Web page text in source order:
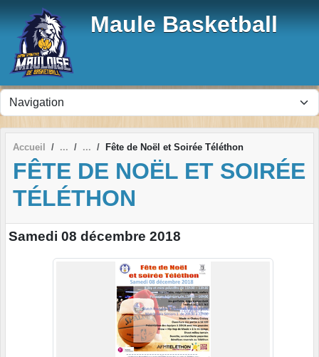
Maule Basketball
Accueil Fête de Noël et Soirée Téléthon
FÊTE DE NOËL ET SOIRÉE
TÉLÉTHON
Samedi 08 décembre 2018
Panneau de gestion des cookies